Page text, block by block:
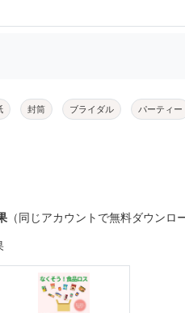
封筒 ブライダル パーティー
（同じアカウントで無料ダウンロ